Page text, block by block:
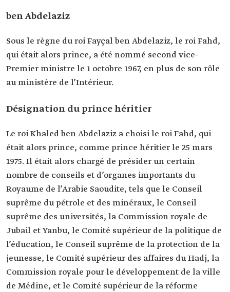
ben Abdelaziz
Sous le règne du roi Fayçal ben Abdelaziz, le roi Fahd,
qui était alors prince, a été nommé second vice-
Premier ministre le 1 octobre 1967, en plus de son rôle
au ministère de l’Intérieur.
Désignation du prince héritier
Le roi Khaled ben Abdelaziz a choisi le roi Fahd, qui
était alors prince, comme prince héritier le 25 mars
1975. Il était alors chargé de présider un certain
nombre de conseils et d’organes importants du
Royaume de l’Arabie Saoudite, tels que le Conseil
suprême du pétrole et des minéraux, le Conseil
suprême des universités, la Commission royale de
Jubail et Yanbu, le Comité supérieur de la politique de
l’éducation, le Conseil suprême de la protection de la
jeunesse, le Comité supérieur des affaires du Hadj, la
Commission royale pour le développement de la ville
de Médine, et le Comité supérieur de la réforme